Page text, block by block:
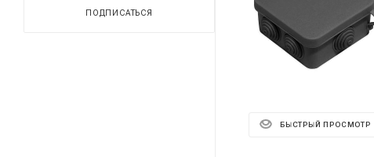
БЫСТРЫЙ ПРОСМОТР
ПОДПИСАТЬСЯ